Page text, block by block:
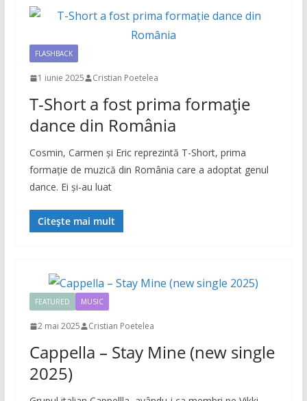
FLASHBACK
1 iunie 2025 Cristian Poetelea
T-Short a fost prima formație
dance din România
Cosmin, Carmen și Eric reprezintă T-Short, prima
formație de muzică din România care a adoptat genul
dance. Ei și-au luat
Citește mai mult
FEATURED MUSIC
2 mai 2025 Cristian Poetelea
Cappella – Stay Mine (new single
2025)